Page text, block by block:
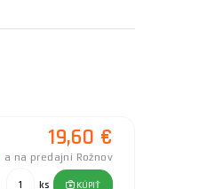
19,60 €
a na predajni Rožnov
ks KÚPIŤ